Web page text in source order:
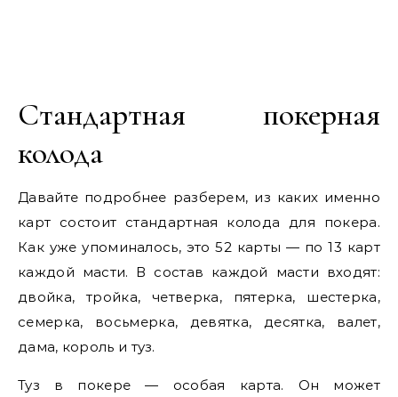
Стандартная покерная
колода
Давайте подробнее разберем, из каких именно
карт состоит стандартная колода для покера.
Как уже упоминалось, это 52 карты — по 13 карт
каждой масти. В состав каждой масти входят:
двойка, тройка, четверка, пятерка, шестерка,
семерка, восьмерка, девятка, десятка, валет,
дама, король и туз.
Туз в покере — особая карта. Он может